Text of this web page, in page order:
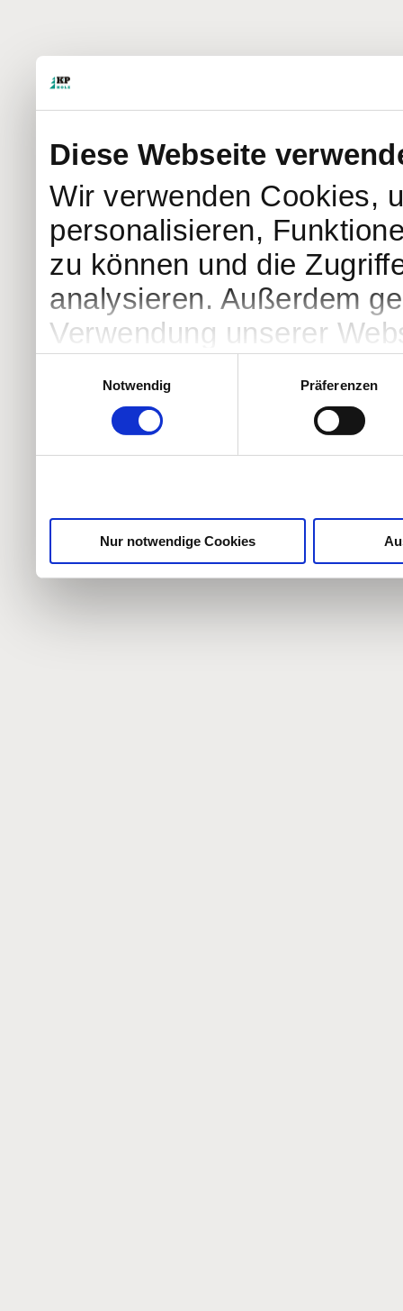
Diese Webseite
Wir verwenden Cookies,
personalisieren,
zu können und die
analysieren. Außerdem
Verwendung unserer
Partner führen diese
weiteren Daten
Notwendig
Präferenzen
Nur notwendige Cookies